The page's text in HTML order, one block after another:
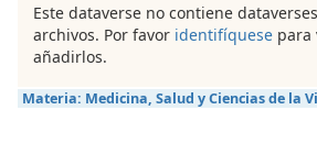
Este dataverse no contiene
archivos. Por favor identifíquese para
añadirlos.
Materia: Medicina, Salud y Ciencias de la